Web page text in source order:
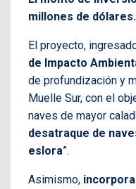
millones de dólares.
El proyecto,
de Impacto
de profundización y
Muelle Sur, con el
naves de mayor
desatraque de
eslora”.
Asimismo,